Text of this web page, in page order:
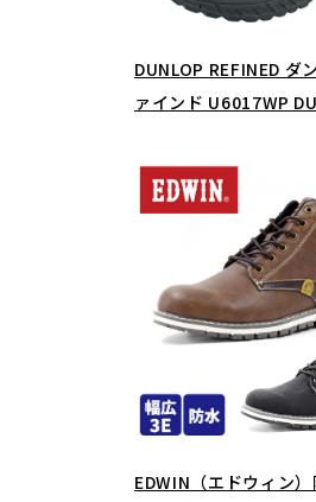
DUNLOP REFINED ダ
ァインド U6017WP
EDWIN（エドウィン）